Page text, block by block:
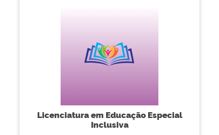
Licenciatura em Educação Especial
Inclusiva